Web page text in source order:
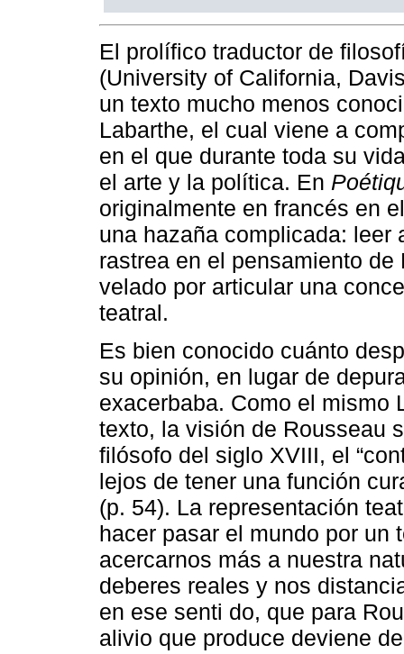
El prolífico traductor de
(University of California,
un texto mucho menos
Labarthe, el cual viene a
en el que durante toda su
el arte y la política. En
originalmente en francés en
una hazaña complicada: leer
rastrea en el pensamiento
velado por articular una
teatral.
Es bien conocido cuánto
su opinión, en lugar de
exacerbaba. Como el mismo
texto, la visión de Rousseau
filósofo del siglo XVIII, el
lejos de tener una función
(p. 54). La representación
hacer pasar el mundo por un
acercarnos más a nuestra
deberes reales y nos
en ese senti do, que para
alivio que produce deviene